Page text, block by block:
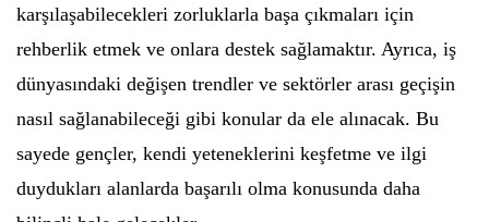
karşılaşabilecekleri zorluklarla başa çıkmaları için
rehberlik etmek ve onlara destek sağlamaktır. Ayrıca, iş
dünyasındaki değişen trendler ve sektörler arası geçişin
nasıl sağlanabileceği gibi konular da ele alınacak. Bu
sayede gençler, kendi yeteneklerini keşfetme ve ilgi
duydukları alanlarda başarılı olma konusunda daha